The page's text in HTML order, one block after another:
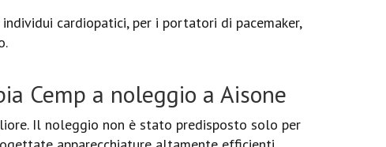
cardiopatici, per i portatori di pacemaker,
Cemp a noleggio a Aisone
Il noleggio non è stato predisposto solo per